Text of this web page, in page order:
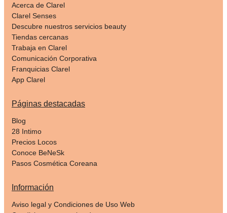
Acerca de Clarel
Clarel Senses
Descubre nuestros servicios beauty
Tiendas cercanas
Trabaja en Clarel
Comunicación Corporativa
Franquicias Clarel
App Clarel
Páginas destacadas
Blog
28 Intimo
Precios Locos
Conoce BeNeSk
Pasos Cosmética Coreana
Información
Aviso legal y Condiciones de Uso Web